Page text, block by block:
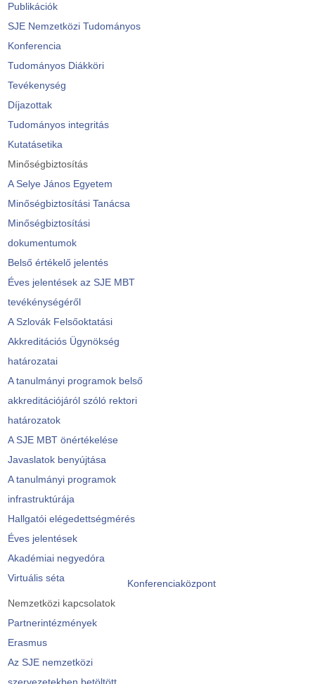
Publikációk
SJE Nemzetközi Tudományos
Konferencia
Tudományos Diákköri
Tevékenység
Díjazottak
Tudományos integritás
Kutatásetika
Minőségbiztosítás
A Selye János Egyetem
Minőségbiztosítási Tanácsa
Minőségbiztosítási
dokumentumok
Belső értékelő jelentés
Éves jelentések az SJE MBT
tevékénységéről
A Szlovák Felsőoktatási
Akkreditációs Ügynökség
határozatai
A tanulmányi programok belső
akkreditációjáról szóló rektori
határozatok
A SJE MBT önértékelése
Javaslatok benyújtása
A tanulmányi programok
infrastruktúrája
Hallgatói elégedettségmérés
Éves jelentések
Akadémiai negyedóra
Virtuális séta
Konferenciaközpont
Nemzetközi kapcsolatok
Partnerintézmények
Erasmus
Az SJE nemzetközi